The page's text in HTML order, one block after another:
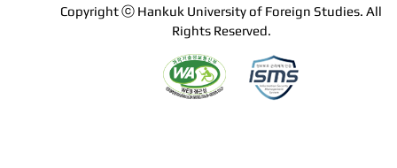
Copyright ⓒ Hankuk University of Foreign Studies. All
Rights Reserved.